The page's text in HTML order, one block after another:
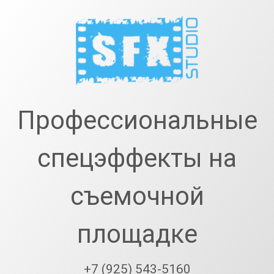
Профессиональные
спецэффекты на
съемочной
площадке
+7 (925) 543-5160